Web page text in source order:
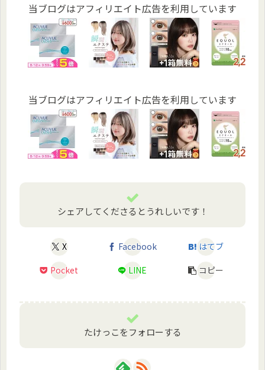
当ブログはアフィリエイト広告を利用しています
当ブログはアフィリエイト広告を利用しています
シェアしてくださるとうれしいです！
X Facebook
はてブ
Pocket
LINE コピー
たけっこをフォローする